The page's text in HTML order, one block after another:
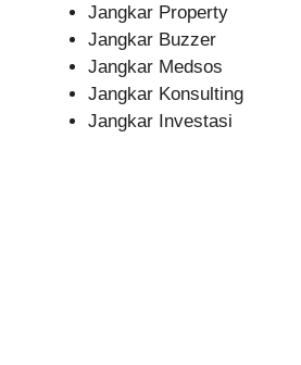
Jangkar Property
Jangkar Buzzer
Jangkar Medsos
Jangkar Konsulting
Jangkar Investasi